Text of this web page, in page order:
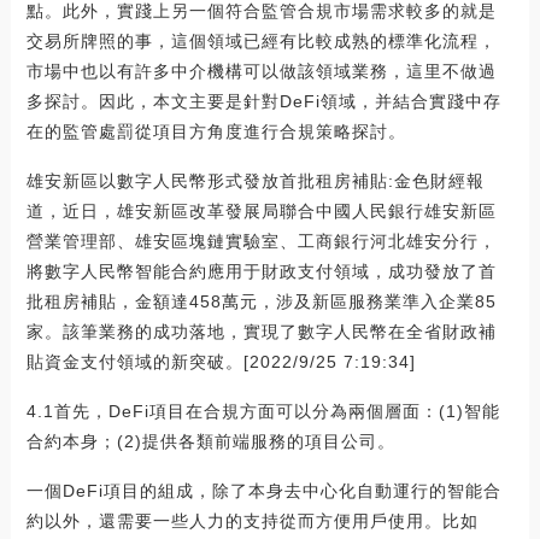
點。此外，實踐上另一個符合監管合規市場需求較多的就是
交易所牌照的事，這個領域已經有比較成熟的標準化流程，
市場中也以有許多中介機構可以做該領域業務，這里不做過
多探討。因此，本文主要是針對DeFi領域，并結合實踐中存
在的監管處罰從項目方角度進行合規策略探討。
雄安新區以數字人民幣形式發放首批租房補貼:金色財經報
道，近日，雄安新區改革發展局聯合中國人民銀行雄安新區
營業管理部、雄安區塊鏈實驗室、工商銀行河北雄安分行，
將數字人民幣智能合約應用于財政支付領域，成功發放了首
批租房補貼，金額達458萬元，涉及新區服務業準入企業85
家。該筆業務的成功落地，實現了數字人民幣在全省財政補
貼資金支付領域的新突破。[2022/9/25 7:19:34]
4.1首先，DeFi項目在合規方面可以分為兩個層面：(1)智能
合約本身；(2)提供各類前端服務的項目公司。
一個DeFi項目的組成，除了本身去中心化自動運行的智能合
約以外，還需要一些人力的支持從而方便用戶使用。比如